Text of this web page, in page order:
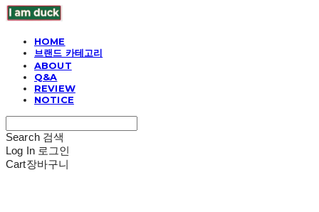
HOME
브랜드 카테고리
ABOUT
Q&A
REVIEW
NOTICE
Search 검색
Log In 로그인
Cart장바구니